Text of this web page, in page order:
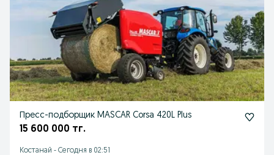
Пресс-подборщик MASCAR Corsa 420L Plus
15 600 000 тг.
Костанай - Сегодня в 02:51